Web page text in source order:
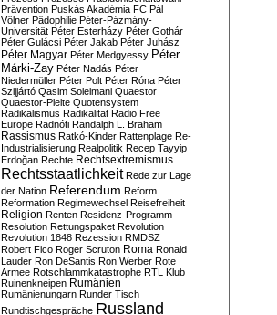
Prävention Puskás Akadémia FC Pál
Völner Pädophilie Péter-Pázmány-
Universität Péter Esterházy Péter Gothár
Péter Gulácsi Péter Jakab Péter Juhász
Péter Magyar Péter Medgyessy Péter
Márki-Zay Péter Nadás Péter
Niedermüller Péter Polt Péter Róna Péter
Szijjártó Qasim Soleimani Quaestor
Quaestor-Pleite Quotensystem
Radikalismus Radikalität Radio Free
Europe Radnóti Randalph L. Braham
Rassismus Ratkó-Kinder Rattenplage Re-
Industrialisierung Realpolitik Recep Tayyip
Erdoğan Rechte Rechtsextremismus
Rechtsstaatlichkeit Rede zur Lage
der Nation Referendum Reform
Reformation Regimewechsel Reisefreiheit
Religion Renten Residenz-Programm
Resolution Rettungspaket Revolution
Revolution 1848 Rezession RMDSZ
Robert Fico Roger Scruton Roma Ronald
Lauder Ron DeSantis Ron Werber Rote
Armee Rotschlammkatastrophe RTL Klub
Ruinenkneipen Rumänien
Rumänienungarn Runder Tisch
Rundtischgespräche Russland